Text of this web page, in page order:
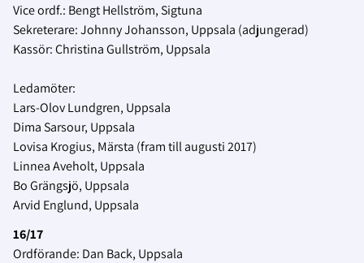
Vice ordf.: Bengt Hellström, Sigtuna
Sekreterare: Johnny Johansson, Uppsala (adjungerad)
Kassör: Christina Gullström, Uppsala
Ledamöter:
Lars-Olov Lundgren, Uppsala
Dima Sarsour, Uppsala
Lovisa Krogius, Märsta (fram till augusti 2017)
Linnea Aveholt, Uppsala
Bo Grängsjö, Uppsala
Arvid Englund, Uppsala
16/17
Ordförande: Dan Back, Uppsala